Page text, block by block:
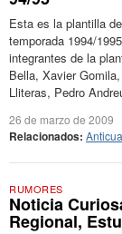
Esta es la plantilla
temporada 1994/
integrantes de la
Bella, Xavier
Lliteras, Pedro
26 de marzo de 2009
Relacionados:
RUMORES
Noticia
Regional,